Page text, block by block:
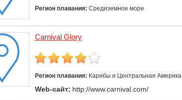
Регион плавания: Средиземное море
Carnival Glory
Регион плавания: Карибы и Центральная Америка
Web-сайт: http://www.carnival.com/